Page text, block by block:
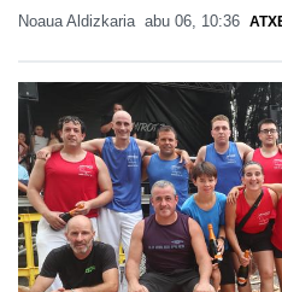
Noaua Aldizkaria abu 06, 10:36